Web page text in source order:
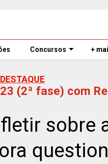
Concursos +
DESTAQUE
(2ª fase) com
sobre